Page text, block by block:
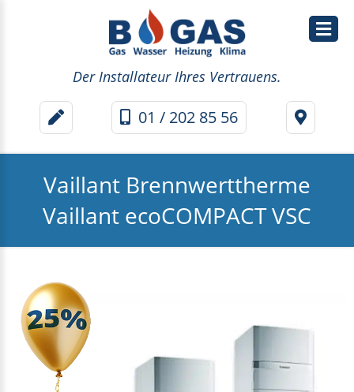
Der Installateur Ihres Vertrauens.
01 / 202 85 56
Sanitär
Heizung
Wärmepumpe
Thermenwartung
Thermentausch
Vaillant Brennwerttherme
Vaillant ecoCOMPACT VSC